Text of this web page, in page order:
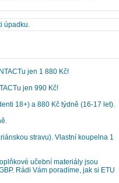
úpadku.
jen 1 880 Kč!
jen 990 Kč!
18+) a 880 Kč týdně (16-17 let).
stravu). Vlastní koupelna 1
učební materiály jsou
Rádi Vám poradíme, jak si ETU